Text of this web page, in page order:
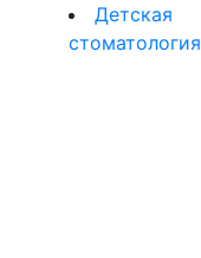
Детская
стоматология